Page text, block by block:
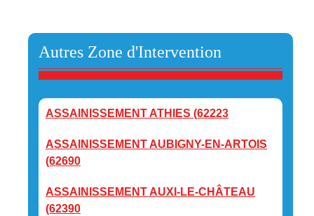
Autres Zone d'Intervention
ASSAINISSEMENT ATHIES (62223
ASSAINISSEMENT AUBIGNY-EN-ARTOIS
(62690
ASSAINISSEMENT AUXI-LE-CHÂTEAU
(62390